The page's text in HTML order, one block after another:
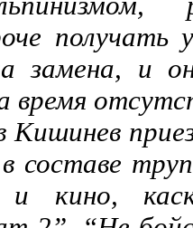
замена, и
время
составе
кино,